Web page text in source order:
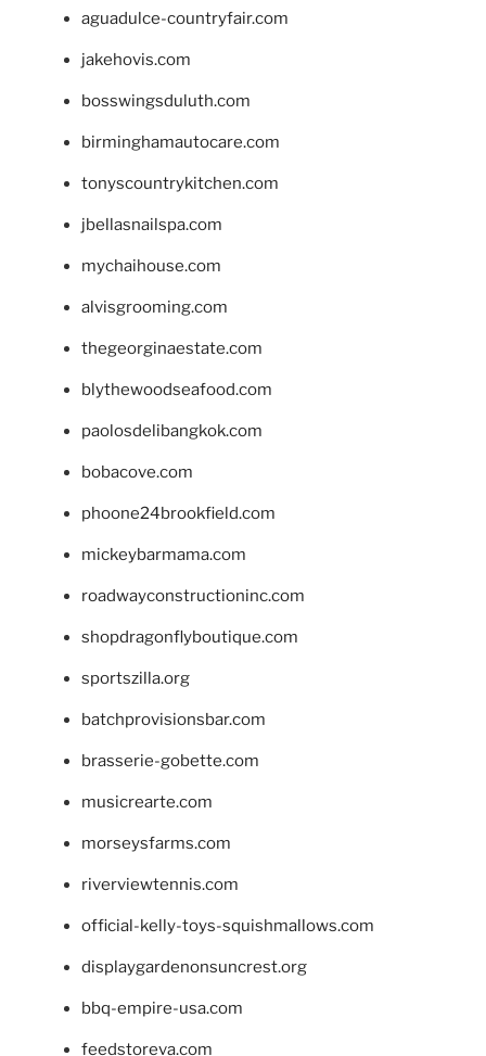
aguadulce-countryfair.com
jakehovis.com
bosswingsduluth.com
birminghamautocare.com
tonyscountrykitchen.com
jbellasnailspa.com
mychaihouse.com
alvisgrooming.com
thegeorginaestate.com
blythewoodseafood.com
paolosdelibangkok.com
bobacove.com
phoone24brookfield.com
mickeybarmama.com
roadwayconstructioninc.com
shopdragonflyboutique.com
sportszilla.org
batchprovisionsbar.com
brasserie-gobette.com
musicrearte.com
morseysfarms.com
riverviewtennis.com
official-kelly-toys-squishmallows.com
displaygardenonsuncrest.org
bbq-empire-usa.com
feedstoreva.com